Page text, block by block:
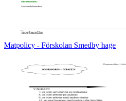
Matpolicy - Förskolan Smedby hage